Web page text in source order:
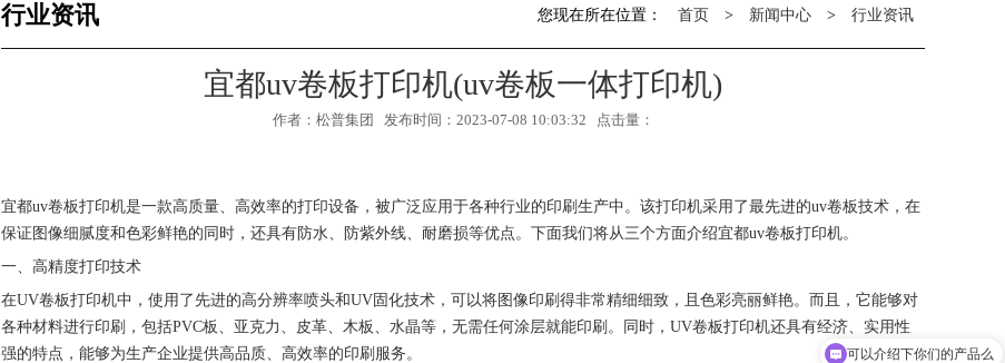
行业资讯 您现在所在位置： 首页 > 新闻中心 > 行业资讯
宜都uv卷板打印机(uv卷板一体打印机)
作者：松普集团 发布时间：2023-07-08 10:03:32 点击量：
宜都uv卷板打印机是一款高质量、高效率的打印设备，被广泛应用于各种行业的印刷生产中。该打印机采用了最先进的uv卷板技术，在
保证图像细腻度和色彩鲜艳的同时，还具有防水、防紫外线、耐磨损等优点。下面我们将从三个方面介绍宜都uv卷板打印机。
一、高精度打印技术
在UV卷板打印机中，使用了先进的高分辨率喷头和UV固化技术，可以将图像印刷得非常精细细致，且色彩亮丽鲜艳。而且，它能够对
各种材料进行印刷，包括PVC板、亚克力、皮革、木板、水晶等，无需任何涂层就能印刷。同时，UV卷板打印机还具有经济、实用性
强的特点，能够为生产企业提供高品质、高效率的印刷服务。
可以介绍下你们的产品么